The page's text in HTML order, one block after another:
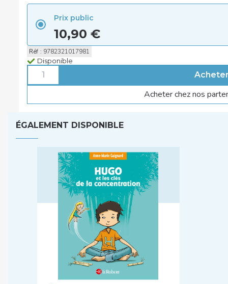
Prix public
10,90 €
Réf : 9782321017981
Disponible
Acheter chez nos
ÉGALEMENT DISPONIBLE